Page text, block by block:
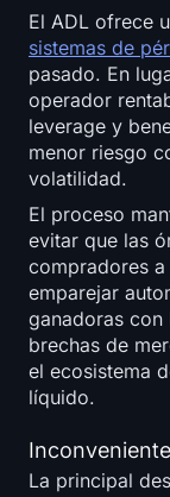
El ADL ofrece
sistemas de
pasado. En
operador
leverage y
menor riesgo
volatilidad.
El proceso
evitar que las
compradores
emparejar
ganadoras con
brechas de
el ecosistema
líquido.
La principal